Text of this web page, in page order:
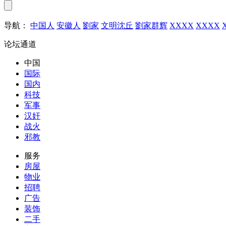
导航： 中国人 安徽人 劉家 文明沈丘 劉家群辉 XXXX XXXX
论坛通道
中国
国际
国内
科技
军事
汉奸
战火
邪教
服务
房屋
物业
招聘
广告
装饰
二手